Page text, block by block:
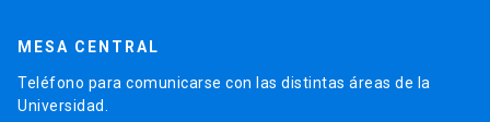
MESA CENTRAL
Teléfono para comunicarse con las distintas áreas de la
Universidad.